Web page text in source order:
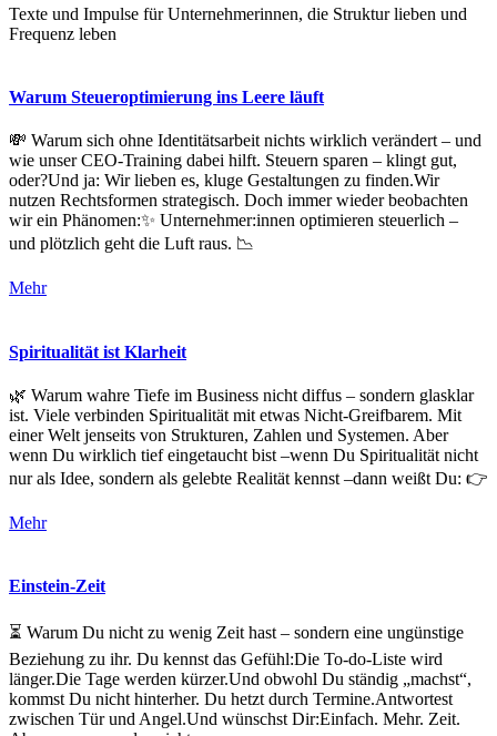
Texte und Impulse für Unternehmerinnen, die Struktur lieben und
Frequenz leben
Warum Steueroptimierung ins Leere läuft
💸 Warum sich ohne Identitätsarbeit nichts wirklich verändert – und
wie unser CEO-Training dabei hilft. Steuern sparen – klingt gut,
oder?Und ja: Wir lieben es, kluge Gestaltungen zu finden.Wir
nutzen Rechtsformen strategisch. Doch immer wieder beobachten
wir ein Phänomen:✨ Unternehmer:innen optimieren steuerlich –
und plötzlich geht die Luft raus. 📉
Mehr
Spiritualität ist Klarheit
🌿 Warum wahre Tiefe im Business nicht diffus – sondern glasklar
ist. Viele verbinden Spiritualität mit etwas Nicht-Greifbarem. Mit
einer Welt jenseits von Strukturen, Zahlen und Systemen. Aber
wenn Du wirklich tief eingetaucht bist –wenn Du Spiritualität nicht
nur als Idee, sondern als gelebte Realität kennst –dann weißt Du: 👉
Mehr
Einstein-Zeit
⏳ Warum Du nicht zu wenig Zeit hast – sondern eine ungünstige
Beziehung zu ihr. Du kennst das Gefühl:Die To-do-Liste wird
länger.Die Tage werden kürzer.Und obwohl Du ständig „machst“,
kommst Du nicht hinterher. Du hetzt durch Termine.Antwortest
zwischen Tür und Angel.Und wünschst Dir:Einfach. Mehr. Zeit.